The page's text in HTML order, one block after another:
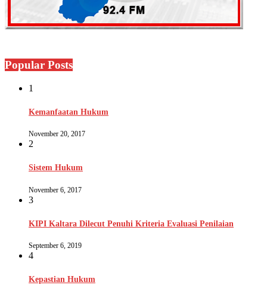
Popular Posts
1
Kemanfaatan Hukum
November 20, 2017
2
Sistem Hukum
November 6, 2017
3
KIPI Kaltara Dilecut Penuhi Kriteria Evaluasi Penilaian
September 6, 2019
4
Kepastian Hukum